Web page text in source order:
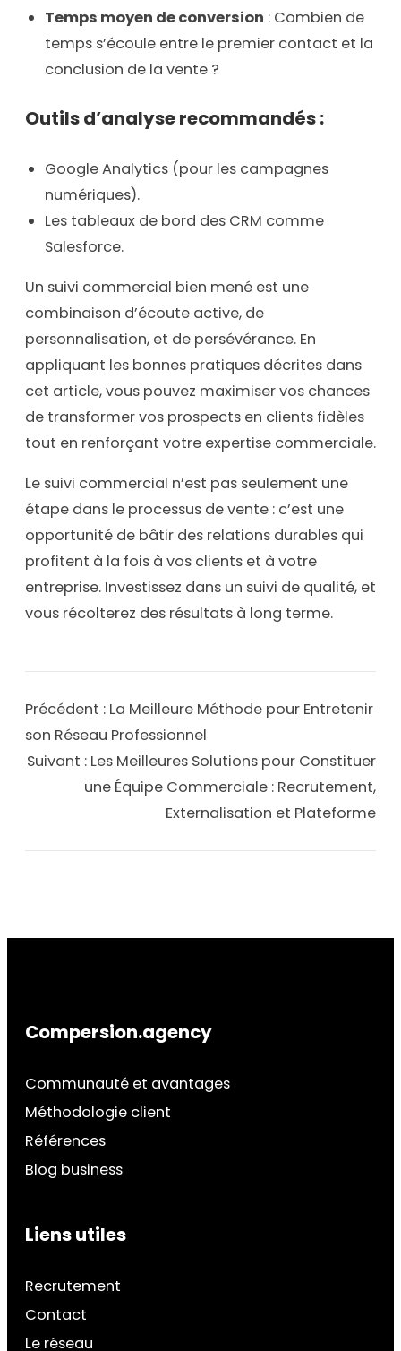
Temps moyen de conversion : Combien de
temps s’écoule entre le premier contact et la
conclusion de la vente ?
Outils d’analyse recommandés :
Google Analytics (pour les campagnes
numériques).
Les tableaux de bord des CRM comme
Salesforce.
Un suivi commercial bien mené est une
combinaison d’écoute active, de
personnalisation, et de persévérance. En
appliquant les bonnes pratiques décrites dans
cet article, vous pouvez maximiser vos chances
de transformer vos prospects en clients fidèles
tout en renforçant votre expertise commerciale.
Le suivi commercial n’est pas seulement une
étape dans le processus de vente : c’est une
opportunité de bâtir des relations durables qui
profitent à la fois à vos clients et à votre
entreprise. Investissez dans un suivi de qualité, et
vous récolterez des résultats à long terme.
Précédent : La Meilleure Méthode pour Entretenir
son Réseau Professionnel
Suivant : Les Meilleures Solutions pour Constituer
une Équipe Commerciale : Recrutement,
Externalisation et Plateforme
Compersion.agency
Communauté et avantages
Méthodologie client
Références
Blog business
Liens utiles
Recrutement
Contact
Le réseau